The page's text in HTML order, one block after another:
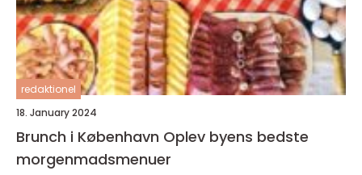
redaktionel
18. January 2024
Brunch i København Oplev byens bedste
morgenmadsmenuer